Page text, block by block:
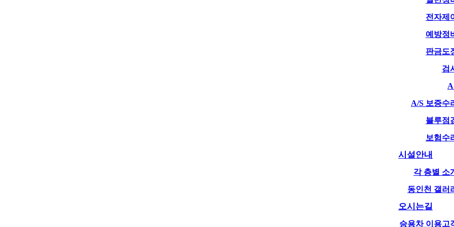
전자제
예방정
판금도
검
A/S 보증수
블루점
보험수
시설안내
각 층별 소
동인천 갤러
오시는길
승용차 이용고